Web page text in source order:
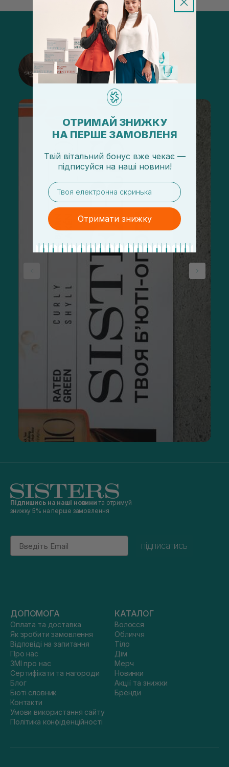
@sisters_stelmakh в Instagram
Підписатися
Підпишись на наші новини та отримуй
знижку 5% на перше замовлення
Email
підписатись
ДОПОМОГА
Оплата та доставка
Як зробити замовлення
Відповіді на запитання
Про нас
ЗМІ про нас
Сертифікати та нагороди
Блог
Бюті словник
Контакти
Умови використання сайту
Політика конфіденційності
КАТАЛОГ
Волосся
Обличчя
Тіло
Дім
Мерч
Новинки
Акції та знижки
Бренди
ОТРИМАЙ ЗНИЖКУ
НА ПЕРШЕ ЗАМОВЛЕНЯ
Твій вітальний бонус вже чекає —
підписуйся на наші новини!
email
Отримати знижку